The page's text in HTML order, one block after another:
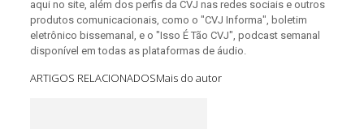
aqui no site, além dos perfis da CVJ nas redes sociais e outros
produtos comunicacionais, como o "CVJ Informa", boletim
eletrônico bissemanal, e o "Isso É Tão CVJ", podcast semanal
disponível em todas as plataformas de áudio.
ARTIGOS RELACIONADOSMais do autor